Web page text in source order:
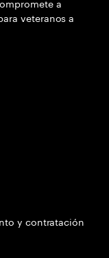
veteranos a
y contratación